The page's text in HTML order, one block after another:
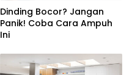
Dinding Bocor? Jangan
Panik! Coba Cara Ampuh
Ini